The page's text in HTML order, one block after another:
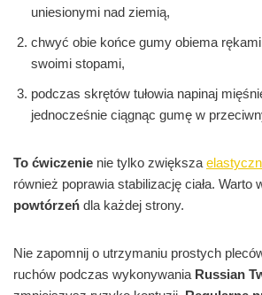
uniesionymi nad ziemią,
chwyć obie końce gumy obiema
swoimi stopami,
podczas skrętów tułowia napinaj
jednocześnie ciągnąc gumę w
To ćwiczenie nie tylko zwiększa
również poprawia stabilizację ciała. Warto
powtórzeń dla każdej strony.
Nie zapomnij o utrzymaniu prostych
ruchów podczas wykonywania Russian